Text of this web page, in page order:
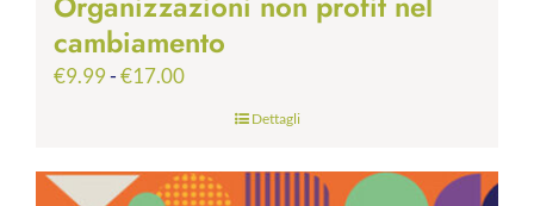
cambiamento
€9.99-€17.00Fascia
€9.99
Dettagli